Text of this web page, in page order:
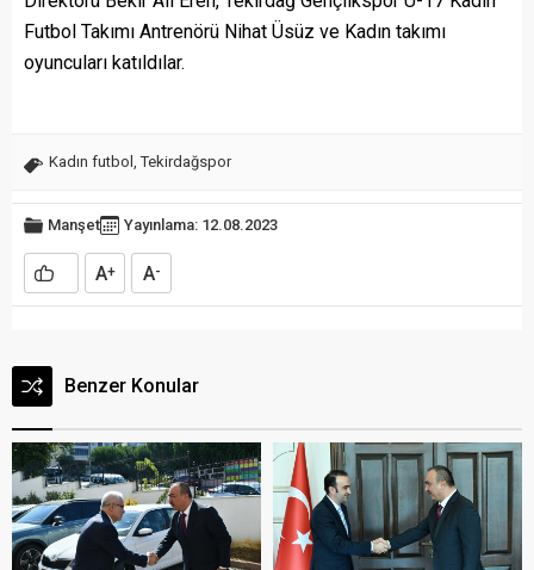
Futbol Takımı Antrenörü Nihat Üsüz ve Kadın takımı
oyuncuları katıldılar.
Kadın futbol ,Tekirdağspor
Manşet Yayınlama: 12.08.2023
A+ A-
Benzer Konular